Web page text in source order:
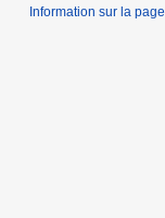
Information sur la page